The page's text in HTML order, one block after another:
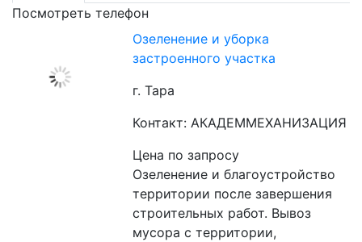
Посмотреть телефон
Озеленение и уборка
застроенного участка
г. Тара
Контакт: АКАДЕММЕХАНИЗАЦИЯ
Цена по запросу
Озеленение и благоустройство
территории после завершения
строительных работ. Вывоз
мусора с территории,